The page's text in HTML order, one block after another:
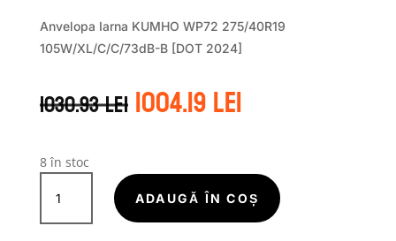
Anvelopa Iarna KUMHO WP72 275/40R19
105W/XL/C/C/73dB-B [DOT 2024]
1030.93lei Prețul
inițial
1030.93 lei.
1004.19leiPrețul
curent
8 în stoc
Cantitate
Kumho
WINTERCRAFT
ADAUGĂ ÎN COȘ